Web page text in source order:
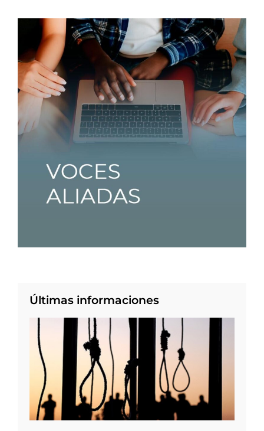
Últimas informaciones